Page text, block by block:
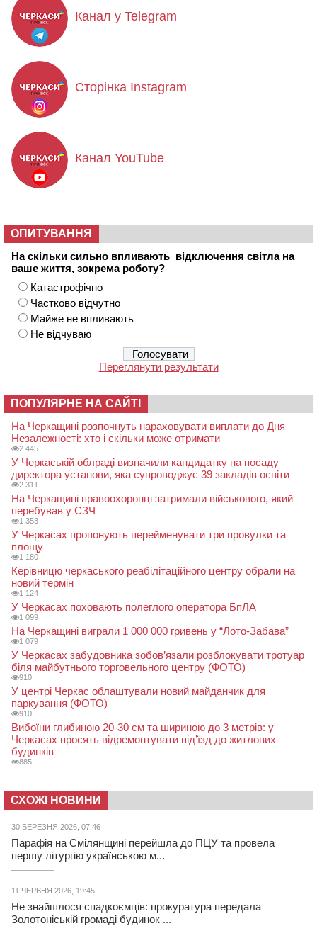
Канал у Telegram
Сторінка Instagram
Канал YouTube
ОПИТУВАННЯ
На скільки сильно впливають відключення світла на
ваше життя, зокрема роботу?
Катастрофічно
Частково відчутно
Майже не впливають
Не відчуваю
Переглянути результати
ПОПУЛЯРНЕ НА САЙТІ
На Черкащині розпочнуть нараховувати виплати до Дня
Незалежності: хто і скільки може отримати
2 445
У Черкаській облраді визначили кандидатку на посаду
директора установи, яка супроводжує 39 закладів освіти
2 311
На Черкащині правоохоронці затримали військового, який
перебував у СЗЧ
1 353
У Черкасах пропонують перейменувати три провулки та
площу
1 180
Керівницю черкаського реабілітаційного центру обрали на
новий термін
1 124
У Черкасах поховають полеглого оператора БпЛА
1 099
На Черкащині виграли 1 000 000 гривень у “Лото-Забава”
1 079
У Черкасах забудовника зобов’язали розблокувати тротуар
біля майбутнього торговельного центру (ФОТО)
910
У центрі Черкас облаштували новий майданчик для
паркування (ФОТО)
910
Вибоїни глибиною 20-30 см та шириною до 3 метрів: у
Черкасах просять відремонтувати під’їзд до житлових
будинків
885
СХОЖІ НОВИНИ
30 БЕРЕЗНЯ 2026, 07:46
Парафія на Смілянщині перейшла до ПЦУ та провела
першу літургію українською м...
11 ЧЕРВНЯ 2026, 19:45
Не знайшлося спадкоємців: прокуратура передала
Золотоніській громаді будинок ...